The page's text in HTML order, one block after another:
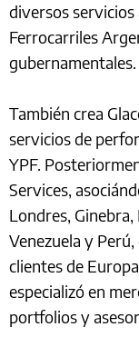
diversos
Ferrocarriles
gubernamentales.
También crea
servicios de
YPF.
Services,
Londres,
Venezuela y
clientes de
especializó en
portfolios y